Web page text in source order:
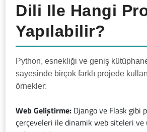
Dili Ile Hangi
Yapılabilir?
Python, esnekliği ve geniş
sayesinde birçok farklı projede
örnekler:
Web Geliştirme: Django ve Flask gibi
çerçeveleri ile dinamik web siteleri